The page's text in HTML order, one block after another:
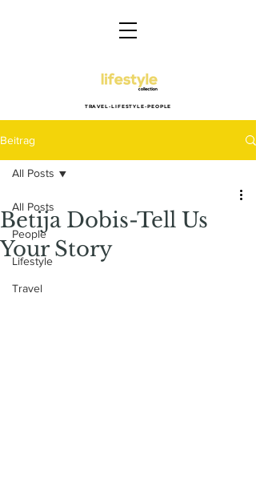
TRAVEL-LIFESTYLE-PEOPLE
Beitrag
All Posts
People
Lifestyle
Travel
All Posts
Betija Dobis-Tell Us
Your Story